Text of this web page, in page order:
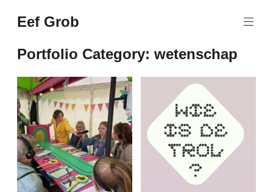
de
springen
Eef Grob
events
Portfolio Category:wetenschap